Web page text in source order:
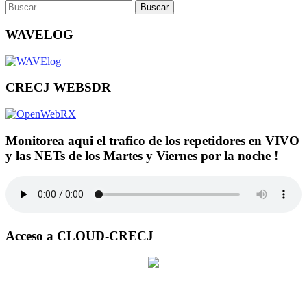
Buscar:
WAVELOG
CRECJ WEBSDR
Monitorea aqui el trafico de los repetidores en VIVO
y las NETs de los Martes y Viernes por la noche !
Acceso a CLOUD-CRECJ